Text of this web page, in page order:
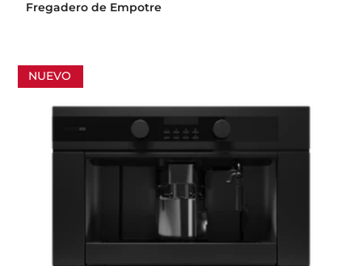
Fregadero de Empotre
NUEVO